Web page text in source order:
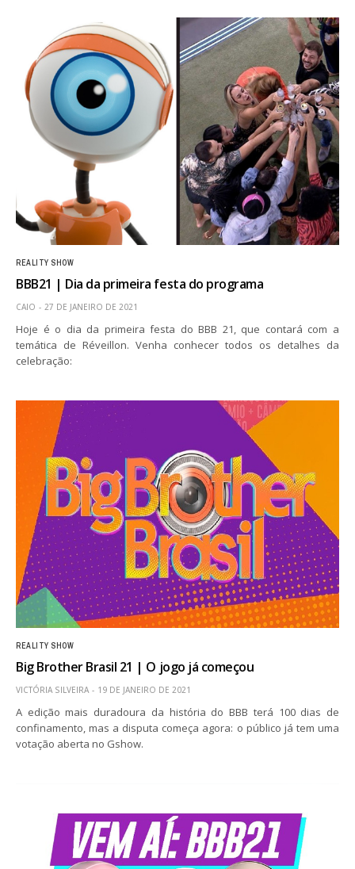
REALITY SHOW
BBB21 | Dia da primeira festa do programa
CAIO 27 DE JANEIRO DE 2021
Hoje é o dia da primeira festa do BBB 21, que contará com a
temática de Réveillon. Venha conhecer todos os detalhes da
celebração:
REALITY SHOW
Big Brother Brasil 21 | O jogo já começou
VICTÓRIA SILVEIRA 19 DE JANEIRO DE 2021
A edição mais duradoura da história do BBB terá 100 dias de
confinamento, mas a disputa começa agora: o público já tem uma
votação aberta no Gshow.